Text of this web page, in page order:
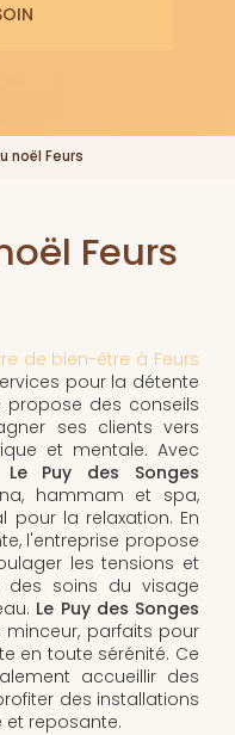
noël Feurs
Feurs
de bien-être à Feurs
pour la détente
des conseils
ses clients vers
et mentale. Avec
Le Puy des Songes
hammam et spa,
pour la relaxation. En
l'entreprise propose
les tensions et
des soins du visage
Le Puy des Songes
parfaits pour
en toute sérénité. Ce
accueillir des
des installations
reposante.